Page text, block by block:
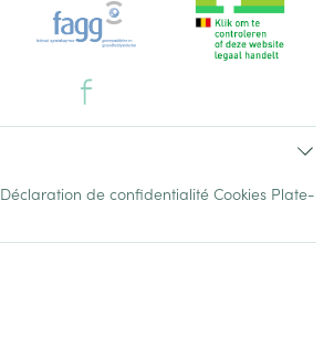
Déclaration de confidentialité Cookies Plate-